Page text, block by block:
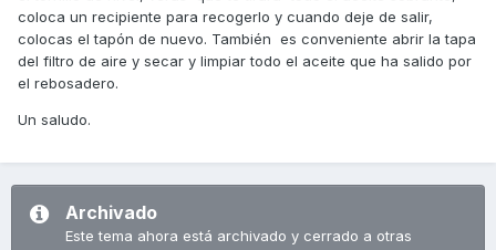
coloca un recipiente para recogerlo y cuando deje de salir,
colocas el tapón de nuevo. También es conveniente abrir la tapa
del filtro de aire y secar y limpiar todo el aceite que ha salido por
el rebosadero.
Un saludo.
Archivado
Este tema ahora está archivado y cerrado a otras